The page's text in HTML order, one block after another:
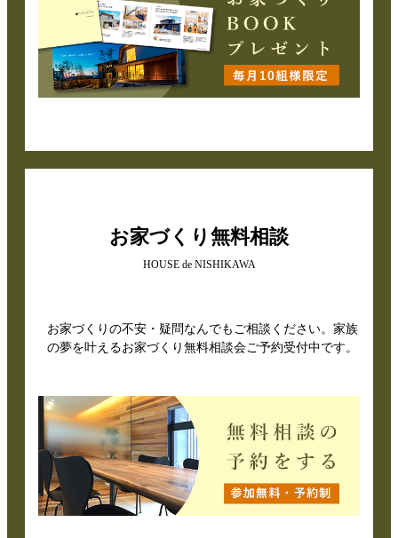
お家づくり無料相談
HOUSE de NISHIKAWA
お家づくりの不安・疑問なんでもご相談ください。家族
の夢を叶えるお家づくり無料相談会ご予約受付中です。